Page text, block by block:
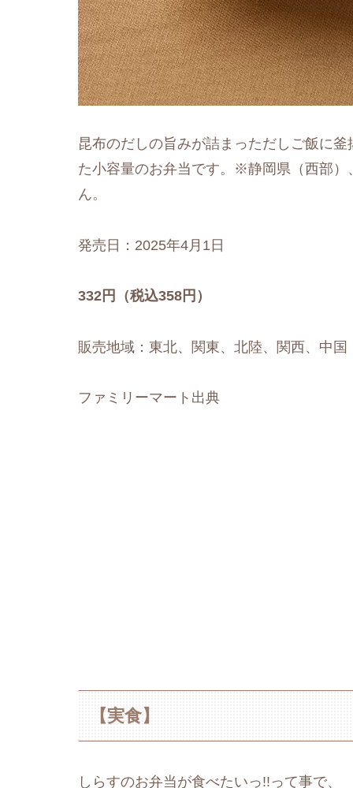
昆布のだしの旨みが詰まっただしご飯に
た小容量のお弁当です。※静岡県（西部
ん。
発売日：2025年4月1日
332円（税込358円）
販売地域：東北、関東、北陸、関西、中国
ファミリーマート出典
【実食】
しらすのお弁当が食べたいっ!!って事で、